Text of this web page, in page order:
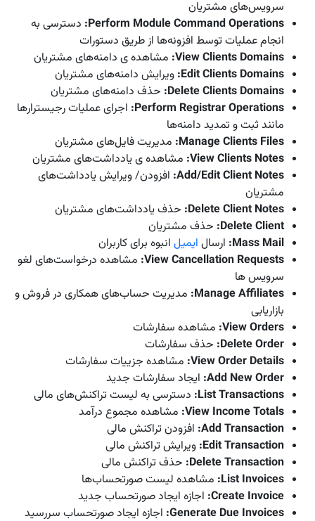
سرویس‌های مشتریان
Perform Module Command Operations
: دسترسی به
انجام عملیات توسط افزونه‌ها از طریق دستورات
View Clients Domains
: مشاهده ی دامنه‌های مشتریان
Edit Clients Domains
: ویرایش دامنه‌های مشتریان
Delete Clients Domains
: حذف دامنه‌های مشتریان
Perform Registrar Operations: اجرای عملیات رجیسترارها
مانند ثبت و تمدید دامنه‌ها
Manage Clients Files
: مدیریت فایل‌های مشتریان
View Clients Notes
: مشاهده ی یادداشت‌های مشتریان
Add/Edit Client Notes
: افزودن/ ویرایش یادداشت‌های
مشتریان
Delete Client Notes
: حذف یادداشت‌های مشتریان
Delete Client
: حذف مشتریان
Mass Mail
: ارسال ایمیل انبوه برای کاربران
View Cancellation Requests
: مشاهده درخواست‌های لغو
سرویس ها
Manage Affiliates
: مدیریت حساب‌های همکاری در فروش و
بازاریابی
View Orders
: مشاهده سفارشات
Delete Order
: حذف سفارشات
View Order Details
: مشاهده جزییات سفارشات
Add New Order
: ایجاد سفارشات جدید
List Transactions
: دسترسی به لیست تراکنش‌های مالی
View Income Totals
: مشاهده مجموع درآمد
Add Transaction
: افزودن تراکنش مالی
Edit Transaction
: ویرایش تراکنش مالی
Delete Transaction
: حذف تراکنش مالی
List Invoices
: مشاهده لیست صورتحساب‌ها
Create Invoice
: اجازه ایجاد صورتحساب جدید
Generate Due Invoices
: اجازه ایجاد صورتحساب سررسید